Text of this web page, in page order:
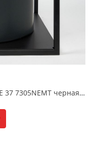
Раковина накладная GALASSIA CORE 37 7305NEMT черная матовая